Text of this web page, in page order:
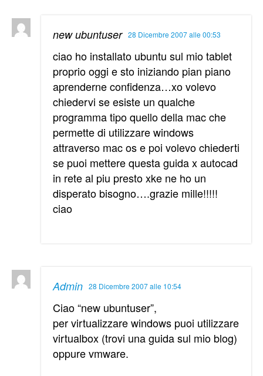
new ubuntuser 28 Dicembre 2007 alle 00:53
ciao ho installato ubuntu sul mio tablet
proprio oggi e sto iniziando pian piano
aprenderne confidenza…xo volevo
chiedervi se esiste un qualche
programma tipo quello della mac che
permette di utilizzare windows
attraverso mac os e poi volevo chiederti
se puoi mettere questa guida x autocad
in rete al piu presto xke ne ho un
disperato bisogno….grazie mille!!!!!
ciao
Admin 28 Dicembre 2007 alle 10:54
Ciao “new ubuntuser”,
per virtualizzare windows puoi utilizzare
virtualbox (trovi una guida sul mio blog)
oppure vmware.